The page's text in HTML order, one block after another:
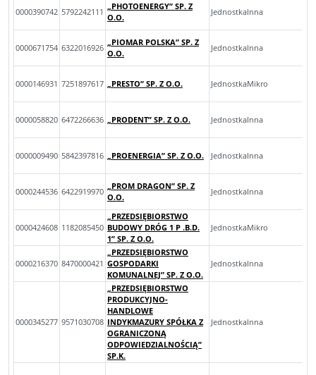
0000390742 5792242111
„PHOTOENERGY” SP. Z
O.O.
JednostkaInna
0000671754 6322016926
„PIOMAR POLSKA” SP. Z
O.O.
JednostkaInna
0000146931 7251897617 „PRESTO” SP. Z O.O. JednostkaMikro
0000058820 6472266636 „PRODENT” SP. Z O.O. JednostkaInna
0000009490 5842397816 „PROENERGIA” SP. Z O.O. JednostkaInna
0000244536 6422919970
„PROM DRAGON” SP. Z
O.O.
JednostkaInna
0000424608 1182085450
„PRZEDSIĘBIORSTWO
BUDOWY DRÓG 1 P .B.D.
1” SP. Z O.O.
JednostkaMikro
0000216370 8470000421
„PRZEDSIĘBIORSTWO
GOSPODARKI
KOMUNALNEJ” SP. Z O.O.
JednostkaInna
0000345277 9571030708
„PRZEDSIĘBIORSTWO
PRODUKCYJNO-
HANDLOWE
INDYKMAZURY SPÓŁKA Z
OGRANICZONĄ
ODPOWIEDZIALNOŚCIĄ”
SP.K.
JednostkaInna